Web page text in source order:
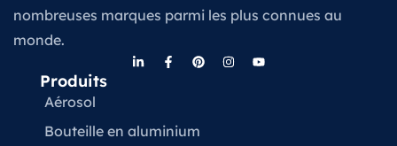
nombreuses marques parmi les plus connues au
monde.
Produits
Aérosol
Bouteille en aluminium